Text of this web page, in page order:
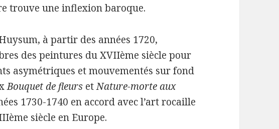
trouve une inflexion baroque.
à partir des années 1720,
des peintures du XVIIème siècle pour
asymétriques et mouvementés sur fond
Bouquet de fleurs etNature-morte aux
1730-1740 en accord avec l’art rocaille
siècle en Europe.